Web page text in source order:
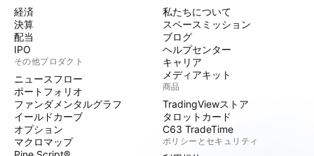
経済
決算
配当
IPO
その他プロダクト
ニュースフロー
ポートフォリオ
ファンダメンタルグラフ
イールドカーブ
オプション
マクロマップ
私たちについて
スペースミッション
ブログ
ヘルプセンター
キャリア
メディアキット
商品
TradingViewストア
タロットカード
C63 TradeTime
ポリシーとセキュリティ